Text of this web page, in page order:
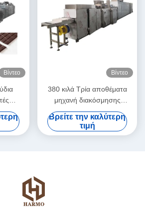
Βίντεο Βίντεο
380 κιλά Τρία αποθέματα
μηχανή διακόσμησης
σοκολάτας
Βρείτε την καλύτερη
τιμή